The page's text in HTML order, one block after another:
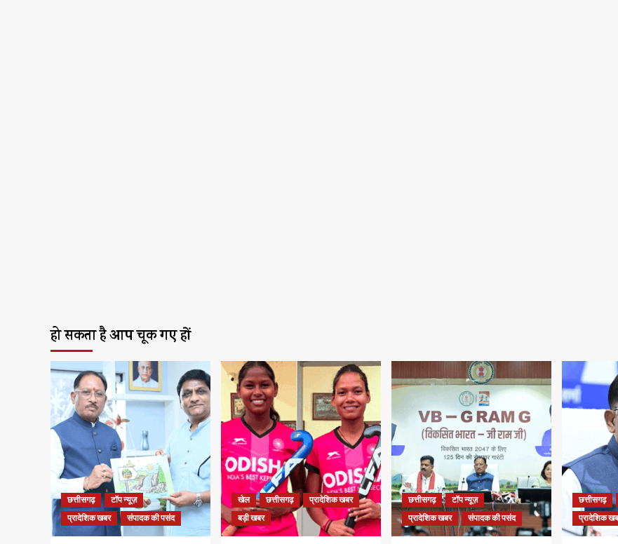
हो सकता है आप चूक गए हों
छत्तीसगढ़
टॉप न्यूज़
प्रादेशिक खबर
संपादक की पसंद
खेल छत्तीसगढ़
प्रादेशिक खबर
बड़ी खबर
छत्तीसगढ़
टॉप न्यूज़
प्रादेशिक खबर
संपादक की पसंद
छत्तीसगढ़
प्रादेशिक